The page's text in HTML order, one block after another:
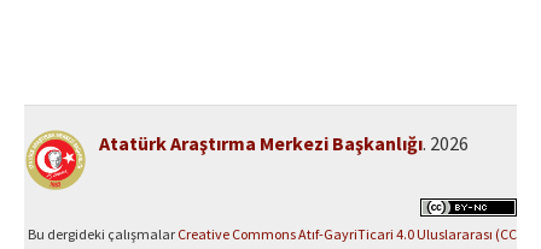
Atatürk Araştırma Merkezi Başkanlığı. 2026
Bu dergideki çalışmalar Creative Commons Atıf-GayriTicari 4.0 Uluslararası (CC